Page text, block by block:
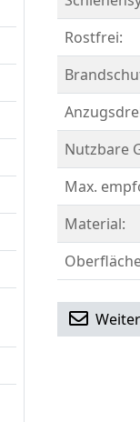
Rostfrei:
Nutzbare
Max.
Material: